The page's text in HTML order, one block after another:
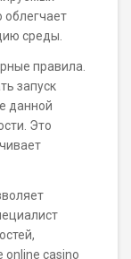
среды.
правила.
запуск
данной
Это
online casino